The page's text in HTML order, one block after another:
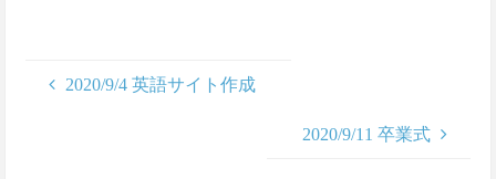
2020/9/4 英語サイト作成
2020/9/11 卒業式